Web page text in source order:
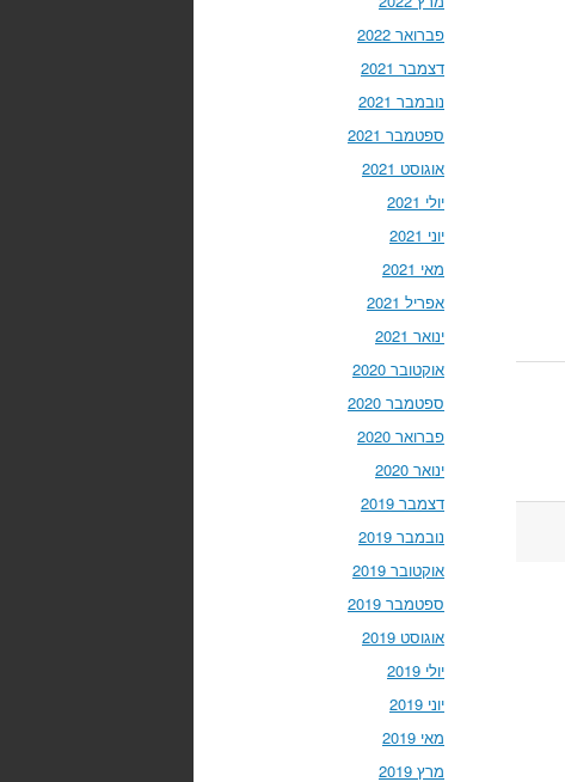
פברואר 2022
דצמבר 2021
נובמבר 2021
ספטמבר 2021
אוגוסט 2021
יולי 2021
יוני 2021
מאי 2021
אפריל 2021
ינואר 2021
אוקטובר 2020
ספטמבר 2020
פברואר 2020
ינואר 2020
דצמבר 2019
נובמבר 2019
אוקטובר 2019
ספטמבר 2019
אוגוסט 2019
יולי 2019
יוני 2019
מאי 2019
מרץ 2019